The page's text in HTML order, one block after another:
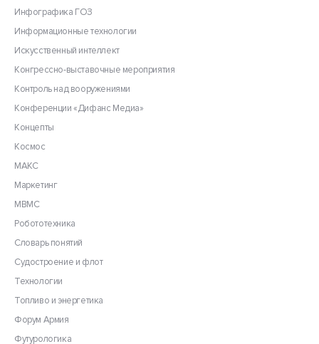
Инфографика ГОЗ
Информационные технологии
Искусственный интеллект
Конгрессно-выставочные мероприятия
Контроль над вооружениями
Конференции «Дифанс Медиа»
Концепты
Космос
МАКС
Маркетинг
МВМС
Робототехника
Словарь понятий
Судостроение и флот
Технологии
Топливо и энергетика
Форум Армия
Футурологика